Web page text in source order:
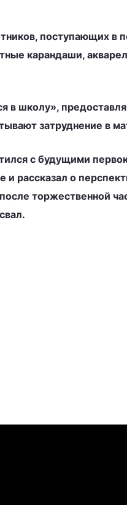
поступающих в
карандаши,
в школу»,
затруднение в
с будущими
рассказал о
торжественной